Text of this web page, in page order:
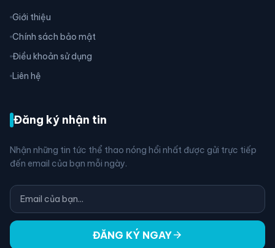
Giới thiệu
Chính sách bảo mật
Điều khoản sử dụng
Liên hệ
Đăng ký nhận tin
Nhận những tin tức thể thao nóng hổi nhất được gửi trực tiếp
đến email của bạn mỗi ngày.
ĐĂNG KÝ NGAYarrow_forward